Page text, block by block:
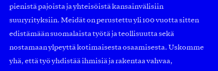
pienistä pajoista ja yhteisöistä kansainvälisiin
suuryrityksiin. Meidät on perustettu yli 100 vuotta sitten
edistämään suomalaista työtä ja teollisuutta sekä
nostamaan ylpeyttä kotimaisesta osaamisesta. Uskomme
yhä, että työ yhdistää ihmisiä ja rakentaa vahvaa,